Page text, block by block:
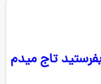
تاج میدم